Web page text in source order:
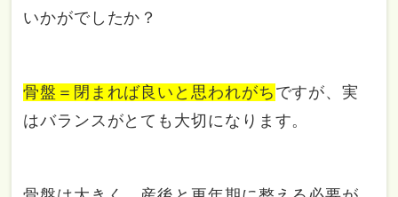
いかがでしたか？
骨盤＝閉まれば良いと思われがち ですが、実
はバランスがとても大切になります。